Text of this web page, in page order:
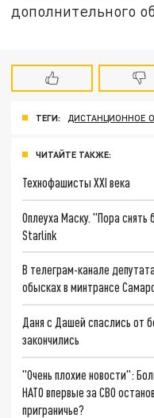
дополнительного
ТЕГИ: ДИСТАНЦИОННОЕ
ЧИТАЙТЕ ТАКЖЕ:
Технофашисты XXI века
Оплеуха Маску. "Пора
Starlink
В телеграм-канале
обысках в минтрансе
Даня с Дашей спаслись от
закончились
"Очень плохие новости":
НАТО впервые за СВО
приграничье?